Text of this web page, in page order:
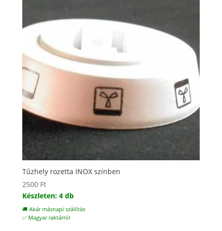
Tűzhely rozetta INOX színben
2500 Ft
Készleten: 4 db
🚚 Akár másnapi szállítás
✅ Magyar raktárról